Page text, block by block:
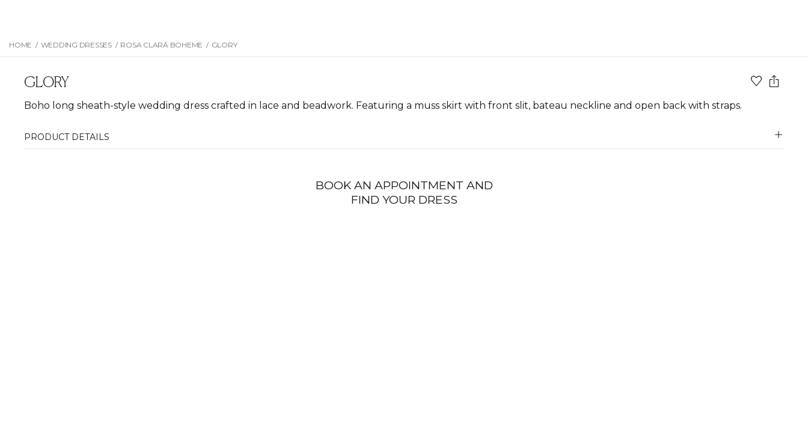
HOME / WEDDING DRESSES / ROSA CLARÁ BOHEME / GLORY
GLORY
Boho long sheath-style wedding dress crafted in lace and beadwork. Featuring a muss skirt with front slit, bateau neckline and open back with straps.
PRODUCT DETAILS
BOOK AN APPOINTMENT AND
FIND YOUR DRESS